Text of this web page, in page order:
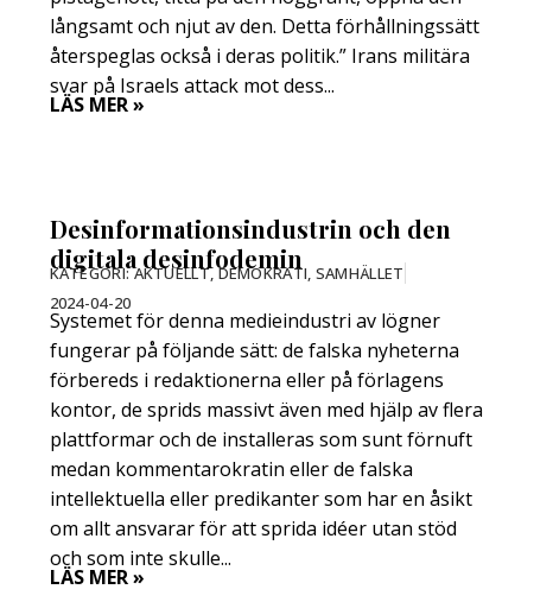
långsamt och njut av den. Detta förhållningssätt
återspeglas också i deras politik.” Irans militära
svar på Israels attack mot dess...
LÄS MER »
Desinformationsindustrin och den
digitala desinfodemin
KATEGORI:AKTUELLT,DEMOKRATI, SAMHÄLLET
2024-04-20
Systemet för denna medieindustri av lögner
fungerar på följande sätt: de falska nyheterna
förbereds i redaktionerna eller på förlagens
kontor, de sprids massivt även med hjälp av flera
plattformar och de installeras som sunt förnuft
medan kommentarokratin eller de falska
intellektuella eller predikanter som har en åsikt
om allt ansvarar för att sprida idéer utan stöd
och som inte skulle...
LÄS MER »